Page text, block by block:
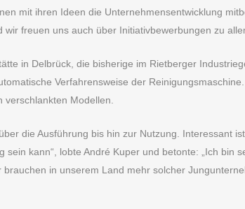
mit ihren Ideen die Unternehmensentwicklung
freuen uns auch über Initiativbewerbungen zu
in Delbrück, die bisherige im Rietberger
Verfahrensweise der
Modellen.
die Ausführung bis hin zur Nutzung.
kann“, lobte André Kuper und betonte: „Ich
in unserem Land mehr solcher